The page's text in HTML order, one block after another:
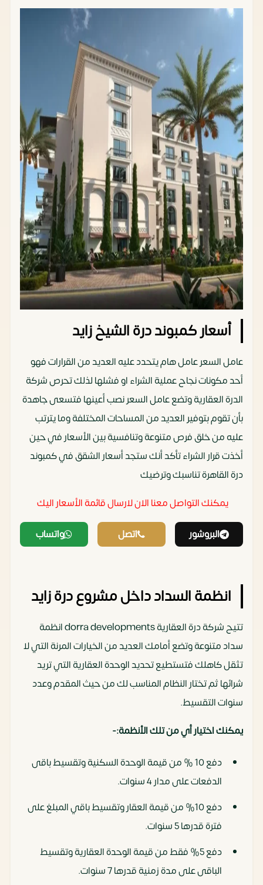
أسعار كمبوند درة الشيخ زايد
عامل السعر عامل هام يتحدد عليه العديد من القرارات فهو
أحد مكونات نجاح عملية الشراء او فشلها لذلك تحرص شركة
الدرة العقارية وتضع عامل السعر نصب أعينها فتسعى جاهدة
بأن تقوم بتوفير العديد من المساحات المختلفة وما يترتب
عليه من خلق فرص متنوعة وتنافسية بين الأسعار في حين
أخذت قرار الشراء تأكد أنك ستجد أسعار الشقق في كمبوند
درة القاهرة تناسبك وترضيك
يمكنك التواصل معنا الان لارسال قائمة الأسعار اليك
البروشور اتصل واتساب
انظمة السداد داخل مشروع درة زايد
تتيح شركة درة العقارية dorra developments انظمة
سداد متنوعة وتضع أمامك العديد من الخيارات المرنة التي لا
تثقل كاهلك فتستطيع تحديد الوحدة العقارية التي تريد
شرائها ثم تختار النظام المناسب لك من حيث المقدم وعدد
سنوات التقسيط.
يمكنك اختيار أي من تلك الأنظمة:-
دفع 10 % من قيمة الوحدة السكنية وتقسيط باقى
الدفعات على مدار 4 سنوات.
دفع 10% من قيمة العقار وتقسيط باقي المبلغ على
فترة قدرها 5 سنوات.
دفع 5% فقط من قيمة الوحدة العقارية وتقسيط
الباقى على مدة زمنية قدرها 7 سنوات.